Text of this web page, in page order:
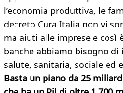
l’economia produttiva, le
decreto Cura Italia non vi
ma aiuti alle imprese e così
banche abbiamo bisogno di
salute, sanitaria, sociale ed
Basta un piano da 25